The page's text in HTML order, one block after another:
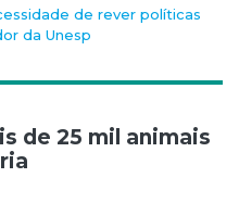
de rever políticas
da Unesp
Post
de 25 mil animais